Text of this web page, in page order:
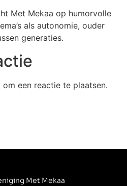
Met Mekaa op humorvolle
als autonomie, ouder
generaties.
om een reactie te plaatsen.
Met Mekaa